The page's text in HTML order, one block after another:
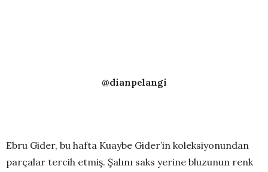
@dianpelangi
Ebru Gider, bu hafta Kuaybe Gider’in koleksiyonundan
parçalar tercih etmiş. Şalını saks yerine bluzunun renk